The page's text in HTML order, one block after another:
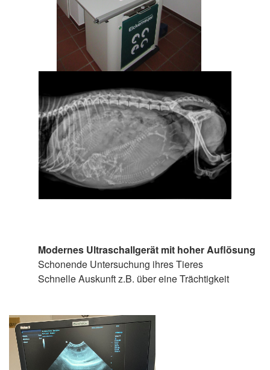
Modernes Ultraschallgerät mit hoher Auflösung
Schonende Untersuchung ihres Tieres
Schnelle Auskunft z.B. über eine Trächtigkeit